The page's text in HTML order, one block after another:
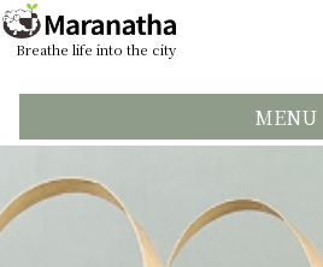
Breathe life into the city
MENU